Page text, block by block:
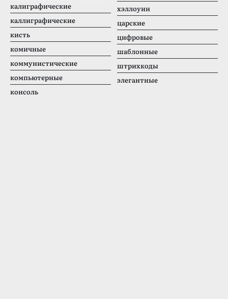
калиграфические
каллиграфические
кисть
комичные
коммунистические
компьютерные
консоль
хэллоуин
царские
цифровые
шаблонные
штрихкоды
элегантные